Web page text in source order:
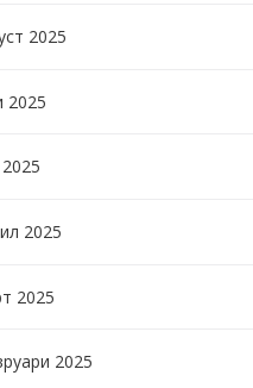
2025
2025
2025
2025
2025
2025